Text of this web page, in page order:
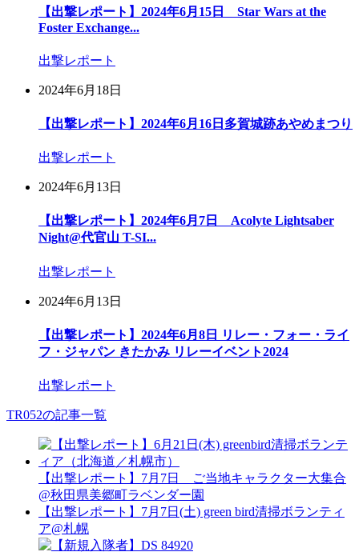
【出撃レポート】2024年6月15日 Star Wars at the
Foster Exchange...
出撃レポート
2024年6月18日
【出撃レポート】2024年6月16日多賀城跡あやめまつり
出撃レポート
2024年6月13日
【出撃レポート】2024年6月7日 Acolyte Lightsaber
Night@代官山 T-SI...
出撃レポート
2024年6月13日
【出撃レポート】2024年6月8日 リレー・フォー・ライ
フ・ジャパン きたかみ リレーイベント2024
出撃レポート
TR052の記事一覧
【出撃レポート】7月7日 ご当地キャラクター大集合
@秋田県美郷町ラベンダー園
【出撃レポート】7月7日(土) green bird清掃ボランティ
ア@札幌